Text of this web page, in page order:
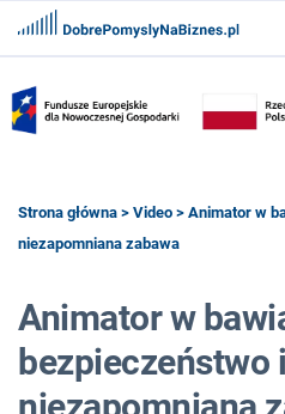
FRANCZYZY
Strona główna > Video > Animator w
niezapomniana zabawa
Animator w
bezpieczeństwo i